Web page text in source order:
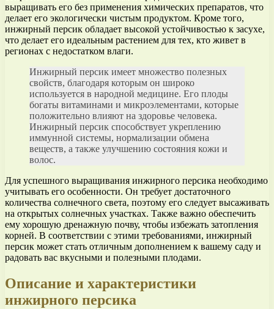
выращивать его без применения химических препаратов, что
делает его экологически чистым продуктом. Кроме того,
инжирный персик обладает высокой устойчивостью к засухе,
что делает его идеальным растением для тех, кто живет в
регионах с недостатком влаги.
Инжирный персик имеет множество полезных
свойств, благодаря которым он широко
используется в народной медицине. Его плоды
богаты витаминами и микроэлементами, которые
положительно влияют на здоровье человека.
Инжирный персик способствует укреплению
иммунной системы, нормализации обмена
веществ, а также улучшению состояния кожи и
волос.
Для успешного выращивания инжирного персика необходимо
учитывать его особенности. Он требует достаточного
количества солнечного света, поэтому его следует высаживать
на открытых солнечных участках. Также важно обеспечить
ему хорошую дренажную почву, чтобы избежать затопления
корней. В соответствии с этими требованиями, инжирный
персик может стать отличным дополнением к вашему саду и
радовать вас вкусными и полезными плодами.
Описание и характеристики
инжирного персика